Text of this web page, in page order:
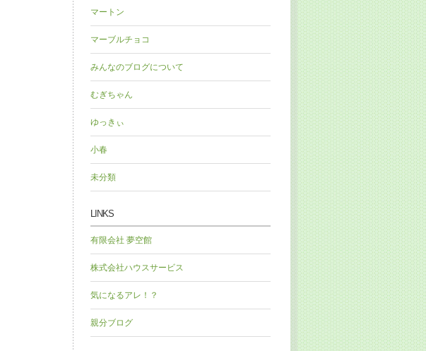
マートン
マーブルチョコ
みんなのブログについて
むぎちゃん
ゆっきぃ
小春
未分類
LINKS
有限会社 夢空館
株式会社ハウスサービス
気になるアレ！？
親分ブログ